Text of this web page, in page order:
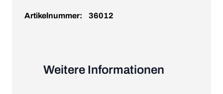
Artikelnummer: 36012
Weitere Informationen